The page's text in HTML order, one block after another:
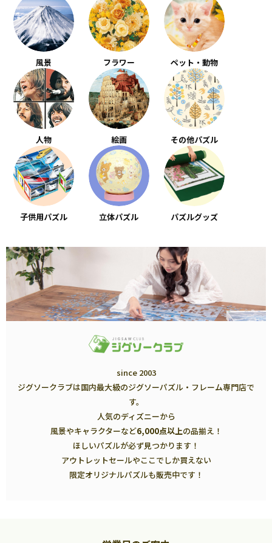
風景 フラワー ペット・動物
人物 絵画 その他パズル
子供用パズル 立体パズル パズルグッズ
since 2003
ジグソークラブは国内最大級のジグソーパズル・フレーム専門店で
す。
人気のディズニーから
風景やキャラクターなど6,000点以上の品揃え！
ほしいパズルが必ず見つかります！
アウトレットセールやここでしか買えない
限定オリジナルパズルも販売中です！